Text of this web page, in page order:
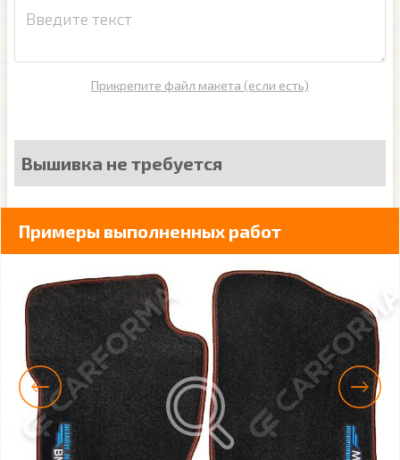
Прикрепите файл макета (если есть)
Вышивка не требуется
Примеры выполненных работ